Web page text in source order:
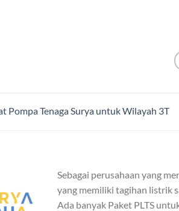
Pompa Tenaga Surya untuk Wilayah 3T
Sebagai perusahaan yang
yang memiliki tagihan listrik
Ada banyak Paket PLTS